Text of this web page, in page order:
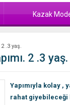
Kazak
.3 yaş.
2 .3 yaş.
Yapımıyla kolay ,
rahat giyebileceği